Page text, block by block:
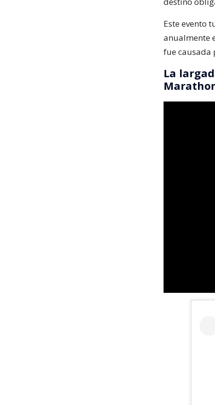
Este evento
anualmente
fue causada
La